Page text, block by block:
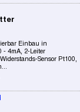
Einbau in
- 4mA, 2-Leiter
Sensor Pt100,